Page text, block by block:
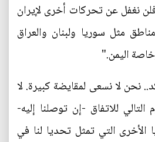
نغفل عن تحركات أخرى لإيران
مثل سوريا ولبنان والعراق
اليمن."
نحن لا نسعى لمقايضة كبيرة. لا
للاتفاق -إن توصلنا إليه-
الأخرى التي تمثل تحديا لنا في